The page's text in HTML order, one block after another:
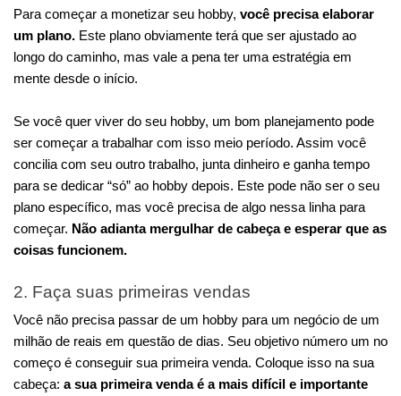
Para começar a monetizar seu hobby, você precisa elaborar
um plano. Este plano obviamente terá que ser ajustado ao
longo do caminho, mas vale a pena ter uma estratégia em
mente desde o início.
Se você quer viver do seu hobby, um bom planejamento pode
ser começar a trabalhar com isso meio período. Assim você
concilia com seu outro trabalho, junta dinheiro e ganha tempo
para se dedicar “só” ao hobby depois. Este pode não ser o seu
plano específico, mas você precisa de algo nessa linha para
começar. Não adianta mergulhar de cabeça e esperar que as
coisas funcionem.
2. Faça suas primeiras vendas
Você não precisa passar de um hobby para um negócio de um
milhão de reais em questão de dias. Seu objetivo número um no
começo é conseguir sua primeira venda. Coloque isso na sua
cabeça: a sua primeira venda é a mais difícil e importante